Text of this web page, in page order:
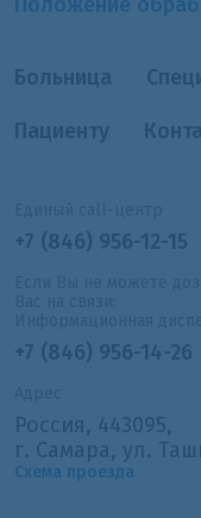
Больница
Пациенту
+7 (846) 956-12-15
+7 (846) 956-14-26
Россия, 443095,
г. Самара, ул.
Схема проезда